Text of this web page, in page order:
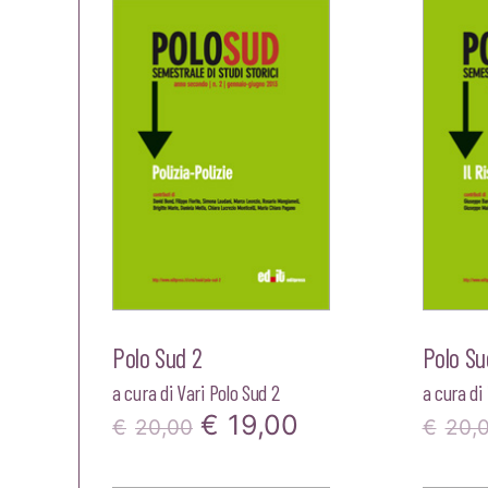
era:
€22,00.
Polo Sud 2
a cura di Vari Polo Sud 2
€ 20,00 Il
€ 19,00
Polo
a cura di
€